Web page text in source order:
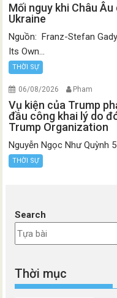
Mối nguy khi Châu
Ukraine
Nguồn: Franz-Stefan
Its Own...
THỜI SỰ
06/08/2026 Pham
Vụ kiện của Trump
đầu công khai lý do
Trump Organization
Nguyễn Ngọc Như Quỳnh
THỜI SỰ
Search
Thời mục